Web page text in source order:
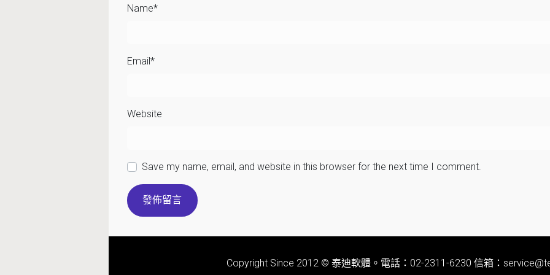
Name*
Email*
Website
Save my name, email, and website in this browser for the next time I comment.
Copyright Since 2012 © 泰迪軟體。電話：02-2311-6230 信箱：